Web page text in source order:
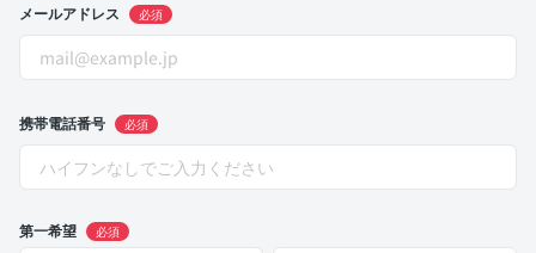
メールアドレス 必須
携帯電話番号 必須
第一希望 必須